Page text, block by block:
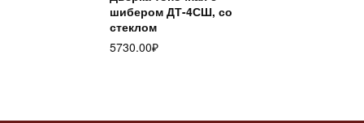
шибером ДТ-4СШ, со
стеклом
5730.00₽